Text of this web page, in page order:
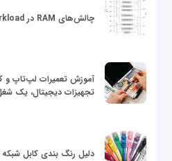
چالش‌های RAM در Workloadهای محاسباتی HPC
آموزش تعمیرات لپ‌تاپ و
تجهیزات دیجیتال، یک
دلیل رنگ بندی کابل شبکه